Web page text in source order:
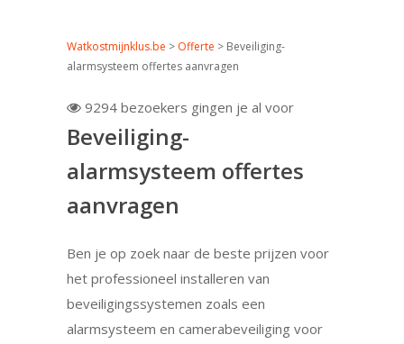
Watkostmijnklus.be > Offerte > Beveiliging-
alarmsysteem offertes aanvragen
 9294 bezoekers gingen je al voor
Beveiliging-
alarmsysteem offertes
aanvragen
Ben je op zoek naar de beste prijzen voor
het professioneel installeren van
beveiligingssystemen zoals een
alarmsysteem en camerabeveiliging voor